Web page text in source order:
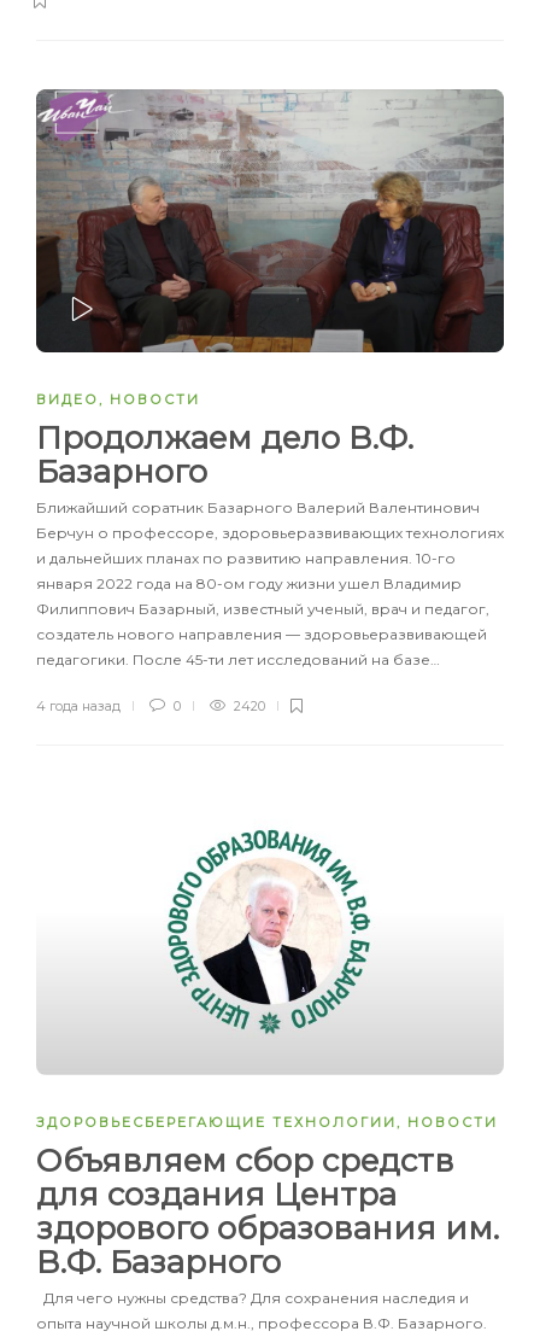
ЗАПУСТИТЬ
ВИДЕО, НОВОСТИ
Продолжаем дело В.Ф.
Базарного
Ближайший соратник Базарного Валерий Валентинович
Берчун о профессоре, здоровьеразвивающих технологиях
и дальнейших планах по развитию направления. 10-го
января 2022 года на 80-ом году жизни ушел Владимир
Филиппович Базарный, известный ученый, врач и педагог,
создатель нового направления — здоровьеразвивающей
педагогики. После 45-ти лет исследований на базе…
4 года назад 0 2420
ЗДОРОВЬЕСБЕРЕГАЮЩИЕ ТЕХНОЛОГИИ , НОВОСТИ
Объявляем сбор средств
для создания Центра
здорового образования им.
В.Ф. Базарного
Для чего нужны средства? Для сохранения наследия и
опыта научной школы д.м.н., профессора В.Ф. Базарного.